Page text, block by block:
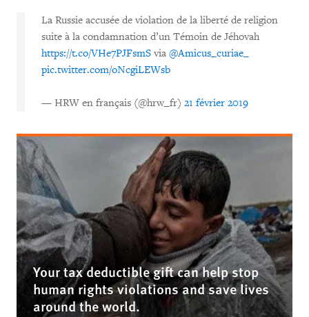
La Russie accusée de violation de la liberté de religion
suite à la condamnation d’un Témoin de Jéhovah
https://t.co/VHe7PJFsmS via @Amicus_curiae_
pic.twitter.com/oNcgiLEWsb
— HRW en français (@hrw_fr) 21 février 2019
Your tax deductible gift can help stop
human rights violations and save lives
around the world.